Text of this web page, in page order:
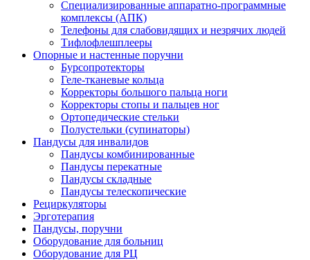
Специализированные аппаратно-программные
комплексы (АПК)
Телефоны для слабовидящих и незрячих людей
Тифлофлешплееры
Опорные и настенные поручни
Бурсопротекторы
Геле-тканевые кольца
Корректоры большого пальца ноги
Корректоры стопы и пальцев ног
Ортопедические стельки
Полустельки (супинаторы)
Пандусы для инвалидов
Пандусы комбинированные
Пандусы перекатные
Пандусы складные
Пандусы телескопические
Рециркуляторы
Эрготерапия
Пандусы, поручни
Оборудование для больниц
Оборудование для РЦ